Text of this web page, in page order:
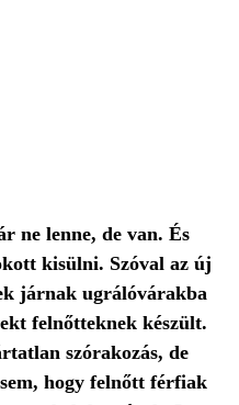
ne lenne, de van. És
kisülni. Szóval az új
járnak ugrálóvárakba
felnőtteknek készült.
szórakozás, de
hogy felnőtt férfiak